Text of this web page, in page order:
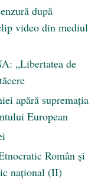
după
video din mediul
„Libertatea de
apără supremația
European
Român şi
naţional (II)